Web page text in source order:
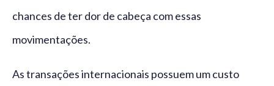
chances de ter dor de cabeça com essas
movimentações.
As transações internacionais possuem um custo